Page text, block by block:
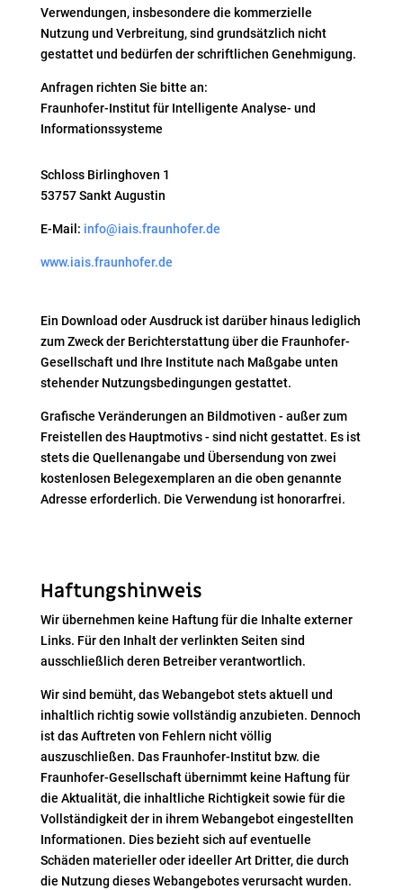
Verwendungen, insbesondere die kommerzielle
Nutzung und Verbreitung, sind grundsätzlich nicht
gestattet und bedürfen der schriftlichen Genehmigung.
Anfragen richten Sie bitte an:
Fraunhofer-Institut für Intelligente Analyse- und
Informationssysteme
Schloss Birlinghoven 1
53757 Sankt Augustin
E-Mail: info@iais.fraunhofer.de
www.iais.fraunhofer.de
Ein Download oder Ausdruck ist darüber hinaus lediglich
zum Zweck der Berichterstattung über die Fraunhofer-
Gesellschaft und Ihre Institute nach Maßgabe unten
stehender Nutzungsbedingungen gestattet.
Grafische Veränderungen an Bildmotiven - außer zum
Freistellen des Hauptmotivs - sind nicht gestattet. Es ist
stets die Quellenangabe und Übersendung von zwei
kostenlosen Belegexemplaren an die oben genannte
Adresse erforderlich. Die Verwendung ist honorarfrei.
Haftungshinweis
Wir übernehmen keine Haftung für die Inhalte externer
Links. Für den Inhalt der verlinkten Seiten sind
ausschließlich deren Betreiber verantwortlich.
Wir sind bemüht, das Webangebot stets aktuell und
inhaltlich richtig sowie vollständig anzubieten. Dennoch
ist das Auftreten von Fehlern nicht völlig
auszuschließen. Das Fraunhofer-Institut bzw. die
Fraunhofer-Gesellschaft übernimmt keine Haftung für
die Aktualität, die inhaltliche Richtigkeit sowie für die
Vollständigkeit der in ihrem Webangebot eingestellten
Informationen. Dies bezieht sich auf eventuelle
Schäden materieller oder ideeller Art Dritter, die durch
die Nutzung dieses Webangebotes verursacht wurden.